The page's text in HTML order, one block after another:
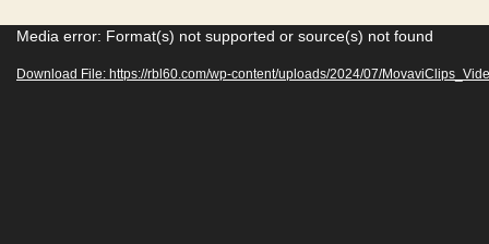
Media error: Format(s) not supported or source(s) not found
Download File: https://rbl60.com/wp-content/uploads/2024/07/